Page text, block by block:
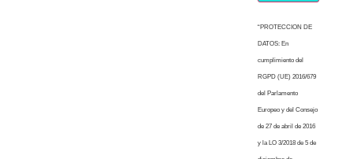
“PROTECCION DE
DATOS: En
cumplimiento del
RGPD (UE) 2016/679
del Parlamento
Europeo y del Consejo
de 27 de abril de 2016
y la LO 3/2018 de 5 de